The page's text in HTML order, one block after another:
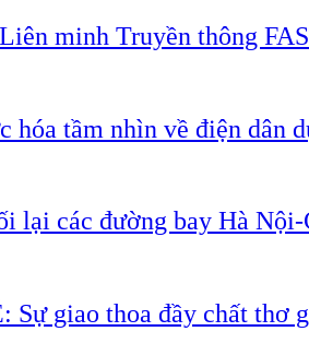
minh Truyền thông
hóa tầm nhìn về điện dân
lại các đường bay Hà
giao thoa đầy chất thơ